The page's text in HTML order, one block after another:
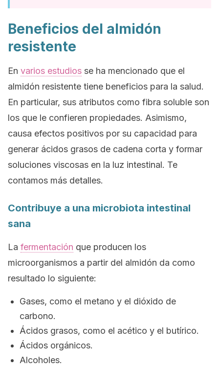
Beneficios del almidón
resistente
En varios estudios se ha mencionado que el
almidón resistente tiene beneficios para la salud.
En particular, sus atributos como fibra soluble son
los que le confieren propiedades. Asimismo,
causa efectos positivos por su capacidad para
generar ácidos grasos de cadena corta y formar
soluciones viscosas en la luz intestinal. Te
contamos más detalles.
Contribuye a una microbiota intestinal
sana
La fermentación que producen los
microorganismos a partir del almidón da como
resultado lo siguiente:
Gases, como el metano y el dióxido de
carbono.
Ácidos grasos, como el acético y el butírico.
Ácidos orgánicos.
Alcoholes.